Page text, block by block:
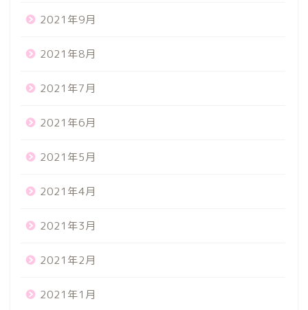
2021年9月
2021年8月
2021年7月
2021年6月
2021年5月
2021年4月
2021年3月
2021年2月
2021年1月